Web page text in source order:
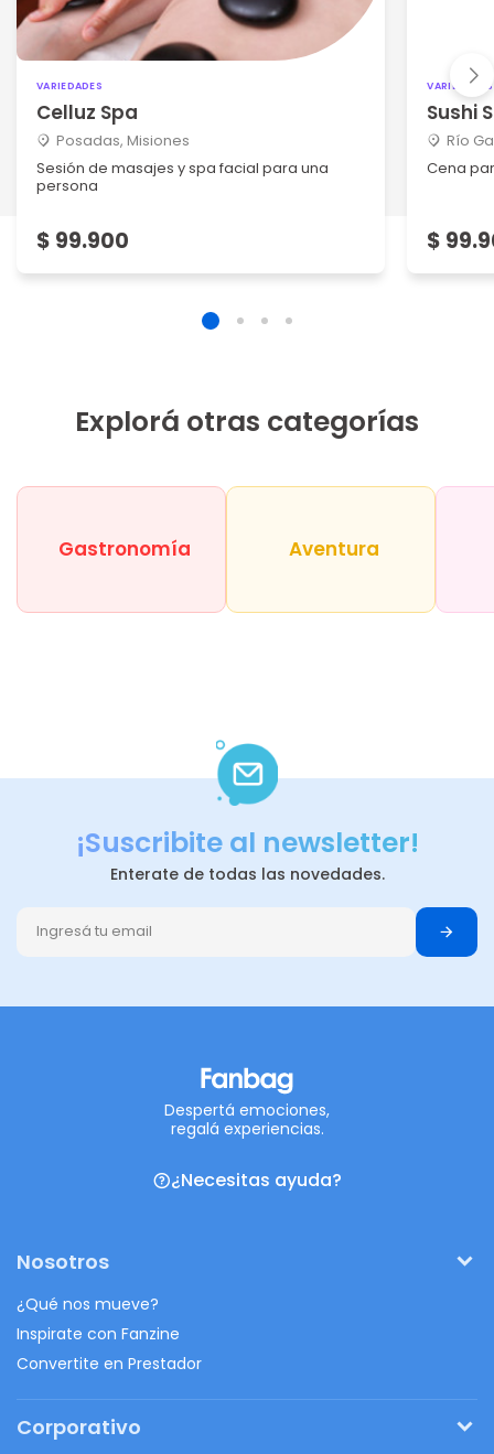
VARIEDADES
Celluz Spa
Posadas, Misiones
Sesión de masajes y spa facial para una
persona
$ 99.900
VARIEDADES
Sushi
Río
Cena
$
Explorá otras categorías
Gastronomía Aventura
¡Suscribite al newsletter!
Enterate de todas las novedades.
Despertá emociones,
regalá experiencias.
¿Necesitas ayuda?
Nosotros
¿Qué nos mueve?
Inspirate con Fanzine
Convertite en Prestador
Corporativo